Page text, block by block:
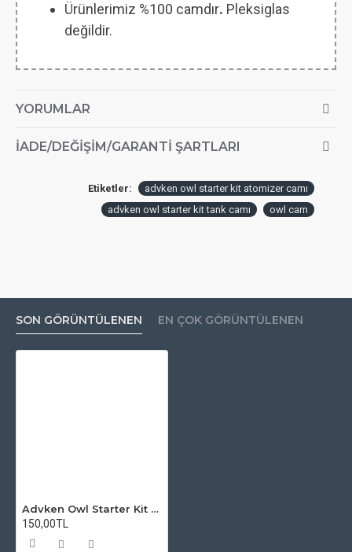
Ürünlerimiz %100 camdır. Pleksiglas
değildir.
YORUMLAR
İADE/DEĞIŞIM/GARANTI ŞARTLARI
Etiketler:
advken owl starter kit atomizer camı
advken owl starter kit tank camı
owl cam
SON GÖRÜNTÜLENEN EN ÇOK GÖRÜNTÜLENEN
Advken Owl Starter Kit Atomizer Camı
150,00TL